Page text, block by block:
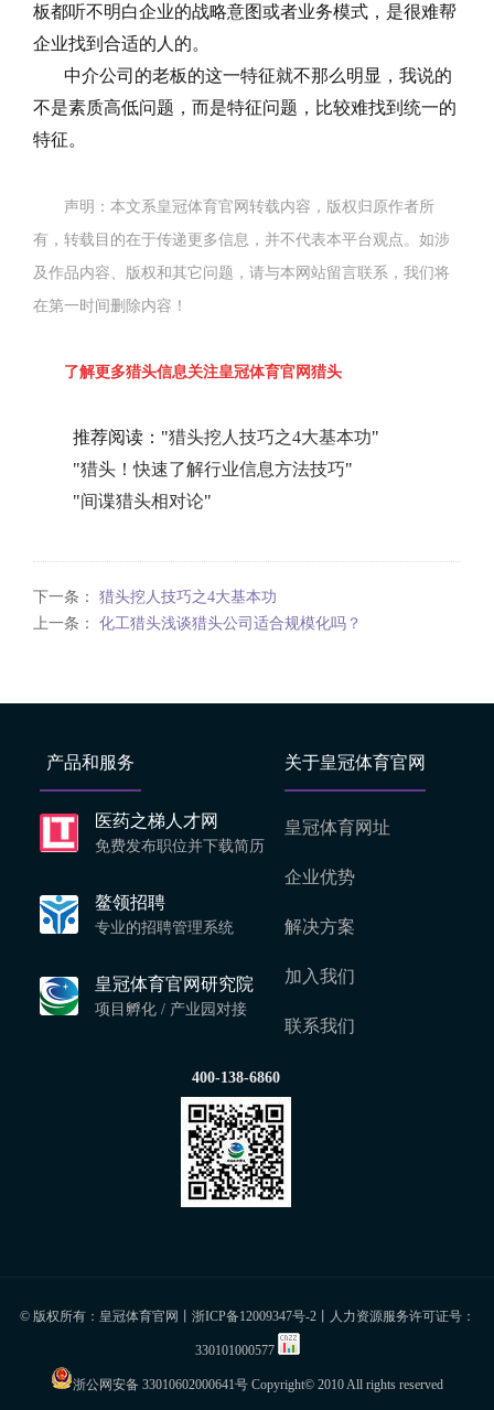
板都听不明白企业的战略意图或者业务模式，是很难帮
企业找到合适的人的。
中介公司的老板的这一特征就不那么明显，我说的
不是素质高低问题，而是特征问题，比较难找到统一的
特征。
声明：本文系皇冠体育官网转载内容，版权归原作者所
有，转载目的在于传递更多信息，并不代表本平台观点。如涉
及作品内容、版权和其它问题，请与本网站留言联系，我们将
在第一时间删除内容！
了解更多猎头信息关注皇冠体育官网猎头
推荐阅读："猎头挖人技巧之4大基本功"
"猎头！快速了解行业信息方法技巧"
"间谍猎头相对论"
下一条： 猎头挖人技巧之4大基本功
上一条： 化工猎头浅谈猎头公司适合规模化吗？
产品和服务
医药之梯人才网
免费发布职位并下载简历
鳌领招聘
专业的招聘管理系统
皇冠体育官网研究院
项目孵化 / 产业园对接
关于皇冠体育官网
皇冠体育网址
企业优势
解决方案
加入我们
联系我们
400-138-6860
© 版权所有：皇冠体育官网丨 浙ICP备12009347号-2丨人力资源服务许可证号：
330101000577
浙公网安备 33010602000641号 Copyright© 2010 All rights reserved